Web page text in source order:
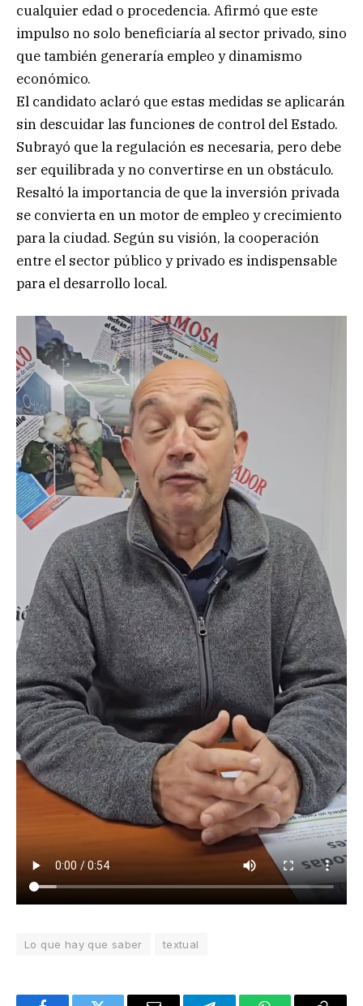
cualquier edad o procedencia. Afirmó que este
impulso no solo beneficiaría al sector privado, sino
que también generaría empleo y dinamismo
económico.
El candidato aclaró que estas medidas se aplicarán
sin descuidar las funciones de control del Estado.
Subrayó que la regulación es necesaria, pero debe
ser equilibrada y no convertirse en un obstáculo.
Resaltó la importancia de que la inversión privada
se convierta en un motor de empleo y crecimiento
para la ciudad. Según su visión, la cooperación
entre el sector público y privado es indispensable
para el desarrollo local.
Lo que hay que saber textual